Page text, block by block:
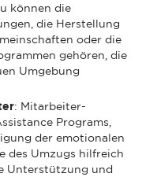
können die
die Herstellung
oder die
gehören, die
Umgebung
: Mitarbeiter-
Programs,
der emotionalen
des Umzugs hilfreich
Unterstützung und